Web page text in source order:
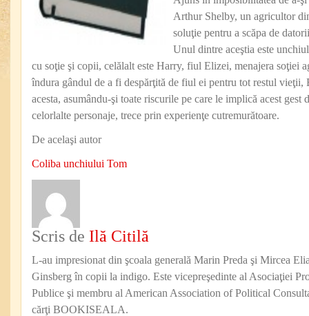
Arthur Shelby, un agricultor
soluţie pentru a scăpa de
Unul dintre aceştia este
cu soţie şi copii, celălalt este Harry, fiul Elizei, menajera soţiei
îndura gândul de a fi despărţită de fiul ei pentru tot restul vieţii,
acesta, asumându-şi toate riscurile pe care le implică acest gest
celorlalte personaje, trece prin experienţe cutremurătoare.
De acelaşi autor
Coliba unchiului Tom
Scris de Ilă Citilă
L-au impresionat din şcoala generală Marin Preda şi Mircea
Ginsberg în copii la indigo. Este vicepreşedinte al Asociaţiei
Publice şi membru al American Association of Political
cărţi BOOKISEALA.